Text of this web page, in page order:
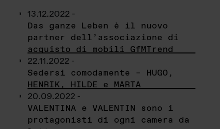
13.12.2022 -
Das ganze Leben è il nuovo
partner dell’associazione di
acquisto di mobili GfMTrend
22.11.2022 -
Sedersi comodamente – HUGO,
HENRIK, HILDE e MARTA
20.09.2022 -
VALENTINA e VALENTIN sono i
protagonisti di ogni camera da